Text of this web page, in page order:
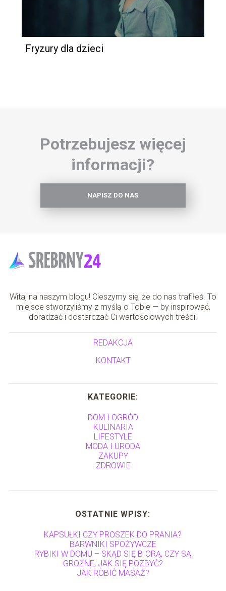
Fryzury dla dzieci
Potrzebujesz więcej
informacji?
NAPISZ DO NAS
Witaj na naszym blogu! Cieszymy się, że do nas trafiłeś. To
miejsce stworzyliśmy z myślą o Tobie — by inspirować,
doradzać i dostarczać Ci wartościowych treści.
REDAKCJA
KONTAKT
KATEGORIE:
DOM I OGRÓD
KULINARIA
LIFESTYLE
MODA I URODA
ZAKUPY
ZDROWIE
OSTATNIE WPISY:
KAPSUŁKI CZY PROSZEK DO PRANIA?
BARWNIKI SPOŻYWCZE
RYBIKI W DOMU – SKĄD SIĘ BIORĄ, CZY SĄ
GROŹNE, JAK SIĘ POZBYĆ?
JAK ROBIĆ MASAŻ?